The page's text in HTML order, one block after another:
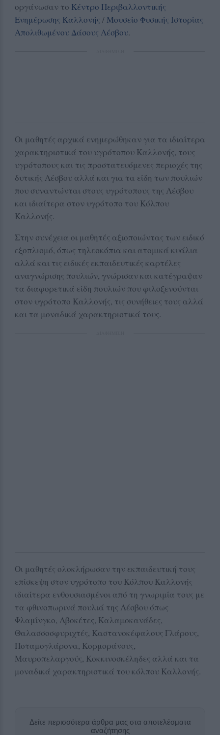
οργάνωσαν το Κέντρο Περιβαλλοντικής
Ενημέρωσης Καλλονής / Μουσείο Φυσικής Ιστορίας
Απολιθωμένου Δάσους Λέσβου.
Οι μαθητές αρχικά ενημερώθηκαν για τα ιδιαίτερα
χαρακτηριστικά του υγρότοπου Καλλονής, τους
υγρότοπους και τις προστατευόμενες περιοχές της
δυτικής Λέσβου αλλά και για τα είδη των πουλιών
που συναντώνται στους υγρότοπους της Λέσβου
και ιδιαίτερα στον υγρότοπο του Κόλπου
Καλλονής.
Στην συνέχεια οι μαθητές αξιοποιώντας των ειδικό
εξοπλισμό, όπως τηλεσκόπια και ατομικά κυάλια
αλλά και τις ειδικές εκπαιδευτικές καρτέλες
αναγνώρισης πουλιών, γνώρισαν και κατέγραψαν
τα διαφορετικά είδη πουλιών που φιλοξενούνται
στον υγρότοπο Καλλονής, τις συνήθειες τους αλλά
και τα μοναδικά χαρακτηριστικά τους.
Οι μαθητές ολοκλήρωσαν την εκπαιδευτική τους
επίσκεψη στον υγρότοπο του Κόλπου Καλλονής
ιδιαίτερα ενθουσιασμένοι από τη γνωριμία τους με
τα φθινοπωρινά πουλιά της Λέσβου όπως
Φλαμίνγκο, Αβοκέτες, Καλαμοκανάδες,
Θαλασσοσφυριχτές, Καστανοκέφαλους Γλάρους,
Ποταμογλάρονα, Κορμοράνους,
Μαυροπελαργούς, Κοκκινοσκέληδες αλλά και τα
μοναδικά χαρακτηριστικά του κόλπου Καλλονής.
Δείτε περισσότερα άρθρα μας στα αποτελέσματα
αναζήτησης